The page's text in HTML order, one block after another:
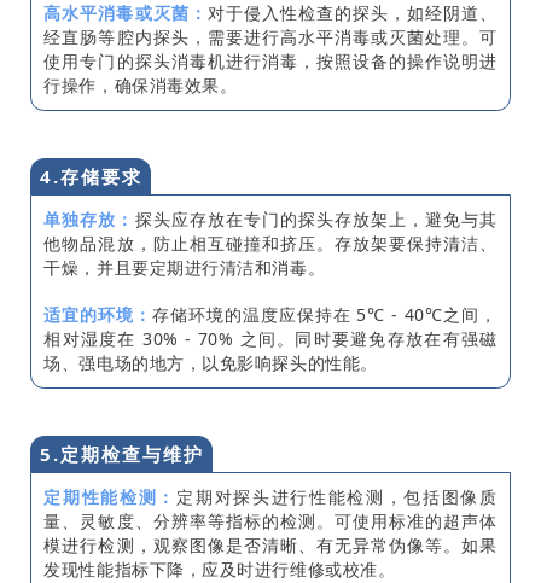
高水平消毒或灭菌： 对于侵入性检查的探头，如经阴道、
经直肠等腔内探头，需要进行高水平消毒或灭菌处理。可
使用专门的探头消毒机进行消毒，按照设备的操作说明进
行操作，确保消毒效果。
4.存储要求
单独存放： 探头应存放在专门的探头存放架上，避免与其
他物品混放，防止相互碰撞和挤压。存放架要保持清洁、
干燥，并且要定期进行清洁和消毒。
适宜的环境：存储环境的温度应保持在 5℃ - 40℃之间，
相对湿度在 30% - 70% 之间。同时要避免存放在有强磁
场、强电场的地方，以免影响探头的性能。
5.定期检查与维护
定期性能检测： 定期对探头进行性能检测，包括图像质
量、灵敏度、分辨率等指标的检测。可使用标准的超声体
模进行检测，观察图像是否清晰、有无异常伪像等。如果
发现性能指标下降，应及时进行维修或校准。